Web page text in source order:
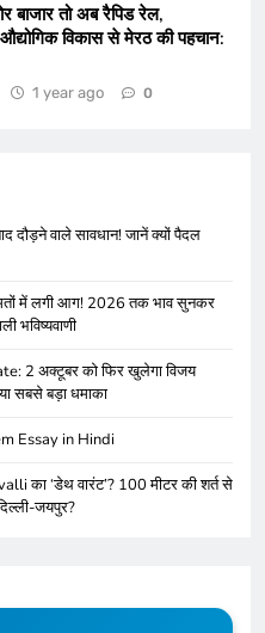
बाजार तो अब रैपिड रेल,
विकास से मेरठ की पहचान:
1 year ago 0
दौड़ने वाले सावधान! जानें क्यों पैदल
में लगी आग! 2026 तक भाव सुनकर
भविष्यवाणी
2 अक्टूबर को फिर खुलेगा विजय
सबसे बड़ा धमाका
Essay in Hindi
का ‘डेथ वारंट’? 100 मीटर की शर्त से
जयपुर?